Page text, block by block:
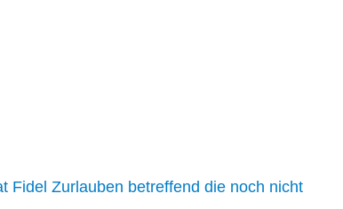
Fidel Zurlauben betreffend die noch nicht